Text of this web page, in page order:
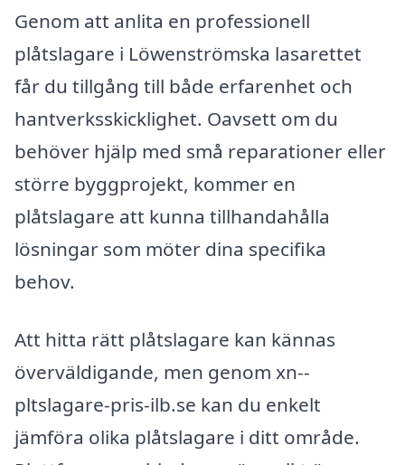
Genom att anlita en professionell
plåtslagare i Löwenströmska lasarettet
får du tillgång till både erfarenhet och
hantverksskicklighet. Oavsett om du
behöver hjälp med små reparationer eller
större byggprojekt, kommer en
plåtslagare att kunna tillhandahålla
lösningar som möter dina specifika
behov.
Att hitta rätt plåtslagare kan kännas
överväldigande, men genom xn--
pltslagare-pris-ilb.se kan du enkelt
jämföra olika plåtslagare i ditt område.